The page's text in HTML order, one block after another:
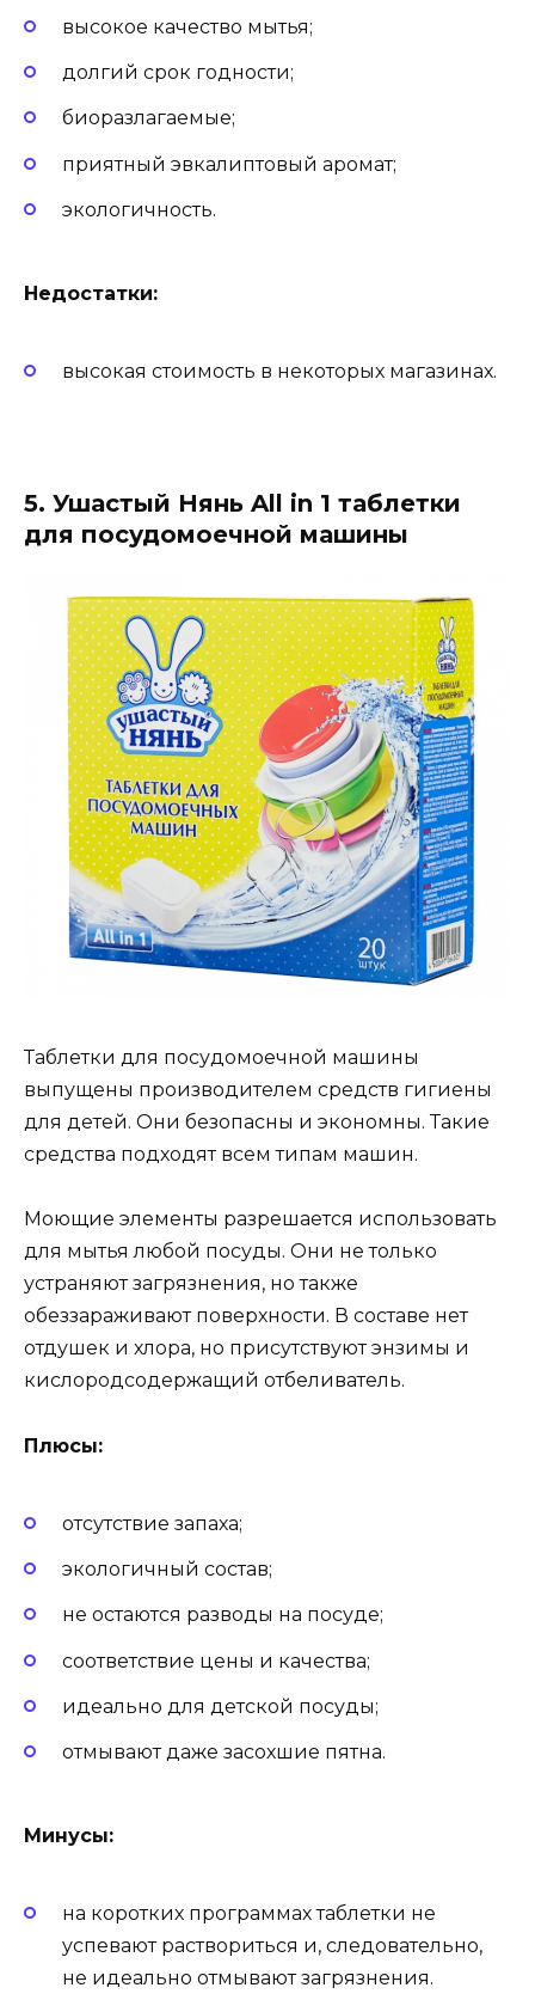
высокое качество мытья;
долгий срок годности;
биоразлагаемые;
приятный эвкалиптовый аромат;
экологичность.
Недостатки:
высокая стоимость в некоторых магазинах.
5. Ушастый Нянь All in 1 таблетки
для посудомоечной машины
Таблетки для посудомоечной машины
выпущены производителем средств гигиены
для детей. Они безопасны и экономны. Такие
средства подходят всем типам машин.
Моющие элементы разрешается использовать
для мытья любой посуды. Они не только
устраняют загрязнения, но также
обеззараживают поверхности. В составе нет
отдушек и хлора, но присутствуют энзимы и
кислородсодержащий отбеливатель.
Плюсы:
отсутствие запаха;
экологичный состав;
не остаются разводы на посуде;
соответствие цены и качества;
идеально для детской посуды;
отмывают даже засохшие пятна.
Минусы:
на коротких программах таблетки не
успевают раствориться и, следовательно,
не идеально отмывают загрязнения.